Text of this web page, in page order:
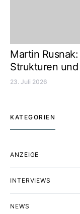
Martin
Strukturen
23. Juli 2026
KATEGORIEN
ANZEIGE
INTERVIEWS
NEWS